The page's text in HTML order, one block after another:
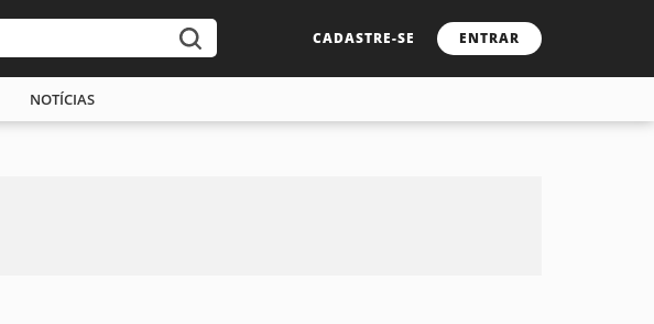
CADASTRE-SE ENTRAR
NOTÍCIAS